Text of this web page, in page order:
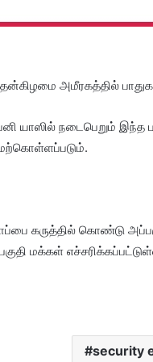
அமீரகத்தில்
யாஸில் நடைபெறும் இந்த
கருத்தில் கொண்டு
மக்கள்
security